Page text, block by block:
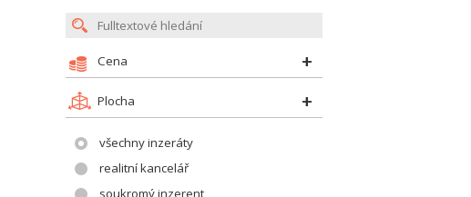
Cena
Plocha
všechny inzeráty
realitní kancelář
soukromý inzerent